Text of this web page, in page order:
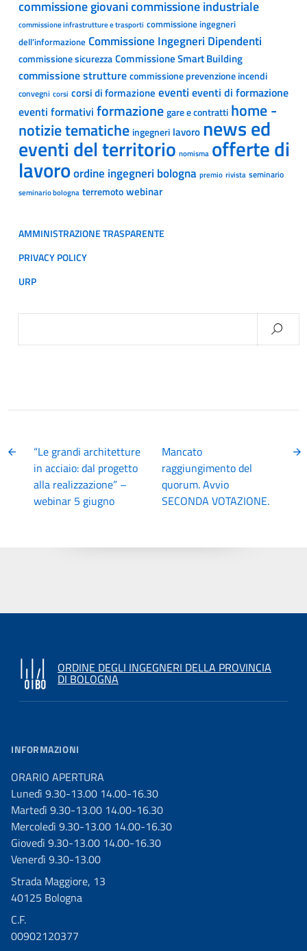
commissione giovanicommissione industriale
commissione infrastrutture e trasporti commissione ingegneri
dell’informazione Commissione Ingegneri Dipendenti
commissione sicurezzaCommissione Smart Building
commissione strutturecommissione prevenzione incendi
convegni corsi corsi di formazione eventi eventi di formazione
eventi formativi formazionegare e contratti home -
notizie tematiche ingegneri lavoro news ed
eventi del territorio nomisma offerte di
lavoroordine ingegneri bologna premio rivista seminario
seminario bologna terremotowebinar
AMMINISTRAZIONE TRASPARENTE
PRIVACY POLICY
URP
“Le grandi architetture
in acciaio: dal progetto
alla realizzazione” –
webinar 5 giugno
Mancato
raggiungimento del
quorum. Avvio
SECONDA VOTAZIONE.
ORDINE DEGLI INGEGNERI DELLA PROVINCIA
DI BOLOGNA
INFORMAZIONI
ORARIO APERTURA
Lunedì 9.30-13.00 14.00-16.30
Martedì 9.30-13.00 14.00-16.30
Mercoledì 9.30-13.00 14.00-16.30
Giovedì 9.30-13.00 14.00-16.30
Venerdì 9.30-13.00
Strada Maggiore, 13
40125 Bologna
C.F.
00902120377